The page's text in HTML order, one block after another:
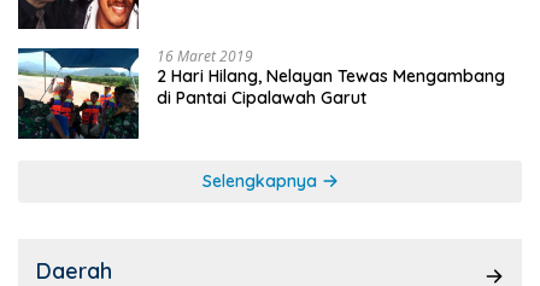
16 Maret 2019
2 Hari Hilang, Nelayan Tewas Mengambang
di Pantai Cipalawah Garut
Selengkapnya
Daerah